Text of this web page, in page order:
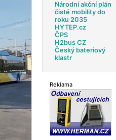
Národní akční plán
čisté mobility do
roku 2035
HYTEP.cz
ČPS
H2bus CZ
Český bateriový
klastr
Reklama